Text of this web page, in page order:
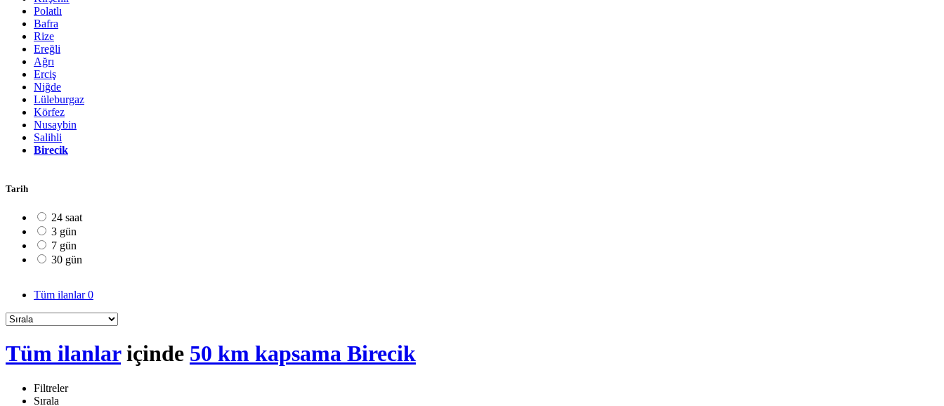
Polatlı
Bafra
Rize
Ereğli
Ağrı
Erciş
Niğde
Lüleburgaz
Körfez
Nusaybin
Salihli
Birecik
Tarih
24 saat
3 gün
7 gün
30 gün
Tüm ilanlar0
Tüm ilanlariçinde 50 km kapsama Birecik
Filtreler
Sırala